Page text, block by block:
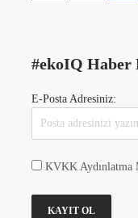
#ekoIQ Haber
E-Posta Adresiniz:
KVKK Aydınlatma